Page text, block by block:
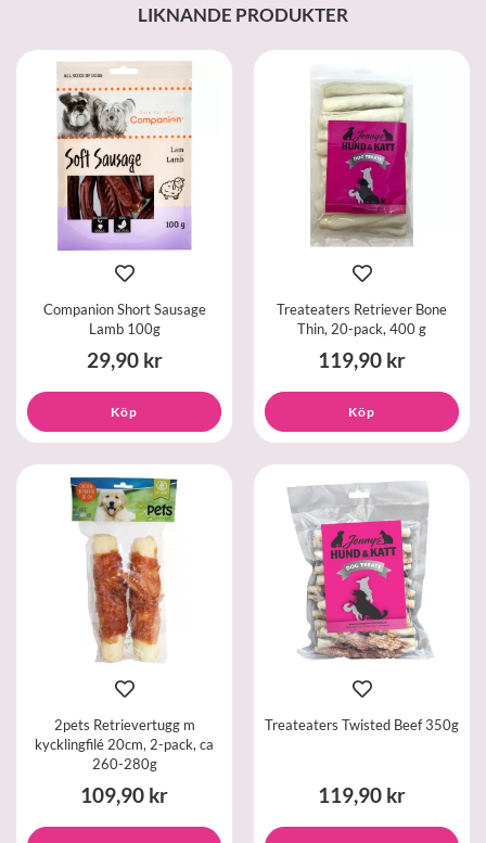
LIKNANDE PRODUKTER
Companion Short Sausage
Lamb 100g
29,90 kr
Köp
Treateaters Retriever Bone
Thin, 20-pack, 400 g
119,90 kr
Köp
2pets Retrievertugg m
kycklingfilé 20cm, 2-pack, ca
260-280g
109,90 kr
Treateaters Twisted Beef 350g
119,90 kr